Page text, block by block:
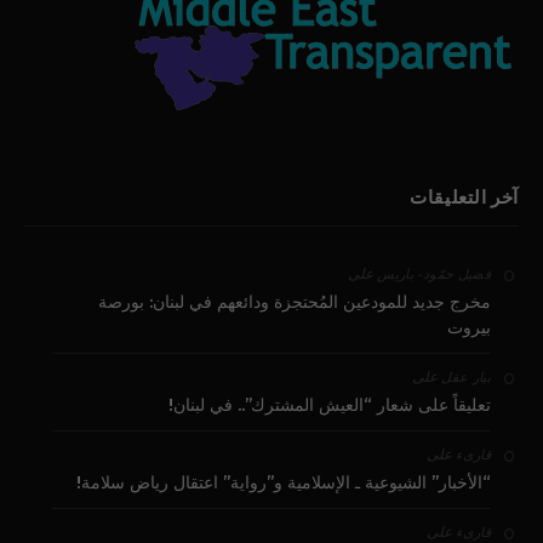
آخر التعليقات
فضيل حمّود - باريس على
مخرج جديد للمودعين المُحتجزة ودائعهم في لبنان: بورصة
بيروت
بيار عقل على
تعليقاً على شعار “العيش المشترك”.. في لبنان!
قارىء على
“الأخبار” الشيوعية ـ الإسلامية و”رواية” اعتقال رياض سلامة!
قارىء على